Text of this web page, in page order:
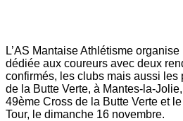
L’AS Mantaise Athlétisme
dédiée aux coureurs avec deux
confirmés, les clubs mais aussi les
de la Butte Verte, à Mantes-la-
49ème Cross de la Butte Verte et
Tour, le dimanche 16 novembre.